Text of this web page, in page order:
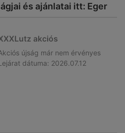
és ajánlatai itt: Eger
akciós
újság már nem érvényes
dátuma: 2026.07.12